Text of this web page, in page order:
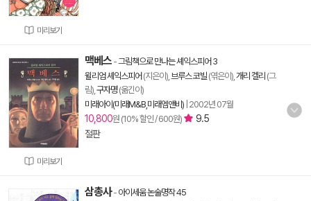
미리보기
미리보기
맥베스 -그림책으로 만나는 셰익스피어 3
윌리엄 셰익스피어 (지은이), 브루스 코빌 (엮은이), 개리 켈리 (그
림), 구자명(옮긴이)
미래아이(미래M&B,미래엠앤비) 2002년 07월
10,800원 (10% 할인 / 600원)
9.5
절판
삼총사- 아이세움 논술명작 45